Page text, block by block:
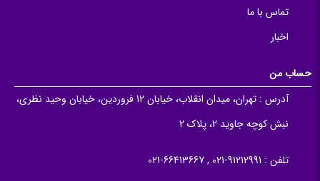
تماس با ما
اخبار
حساب من
آدرس :
تهران، میدان انقلاب، خیابان 12 فروردین، خیابان وحید نظری،
نبش کوچه جاوید 2، پلاک 2
تلفن : 91212991-021 , 66413667-021